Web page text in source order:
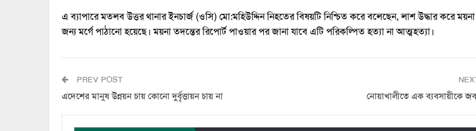
এ ব্যাপারে মতলব উত্তর থানার ইনচার্জ (ওসি) মো:মহিউদ্দিন নিহতের বিষয়টি নিশ্চিত করে বলেছেন, লাশ উদ্ধার করে
জন্য মর্গে পাঠানো হয়েছে। ময়না তদন্তের রিপোর্ট পাওয়ার পর জানা যাবে এটি পরিকল্পিত হত্যা না আত্মহত্যা।
PREV POST
এদেশের মানুষ উন্নয়ন চায় কোনো দুর্বৃত্তায়ন চায় না নোয়াখালীতে এক ব্যবসায়ীকে